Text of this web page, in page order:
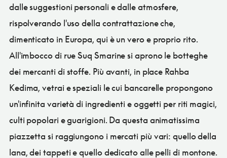
dalle suggestioni personali e dalle atmosfere,
rispolverando l'uso della contrattazione che,
dimenticato in Europa, qui è un vero e proprio rito.
All'imbocco di rue Suq Smarine si aprono le botteghe
dei mercanti di stoffe. Più avanti, in place Rahba
Kedima, vetrai e speziali le cui bancarelle propongono
un'infinita varietà di ingredienti e oggetti per riti magici,
culti popolari e guarigioni. Da questa animatissima
piazzetta si raggiungono i mercati più vari: quello della
lana, dei tappeti e quello dedicato alle pelli di montone.